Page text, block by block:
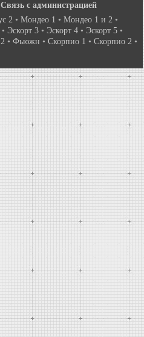
Связь с администрацией
2 • Мондео 1 • Мондео 1 и 2 •
• Эскорт 3 • Эскорт 4 • Эскорт 5 •
• Фьюжн • Скорпио 1 • Скорпио 2 •